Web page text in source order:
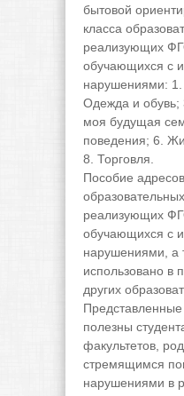
бытовой
класса
реализующих
обучающихся с
нарушениями: 1.
Одежда и обувь;
моя будущая
поведения; 6.
8. Торговля.
Пособие
реализующих
обучающихся с
нарушениями, а
использовано в
других
полезны
факультетов,
стремящимся
нарушениями в